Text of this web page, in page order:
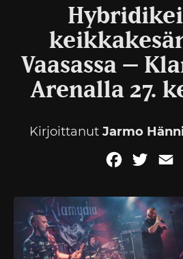
Vaasassa –
Arenalla 27.
Kirjoittanut Jarmo
Facebook